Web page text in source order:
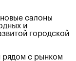
салоны
и
городской
с рынком